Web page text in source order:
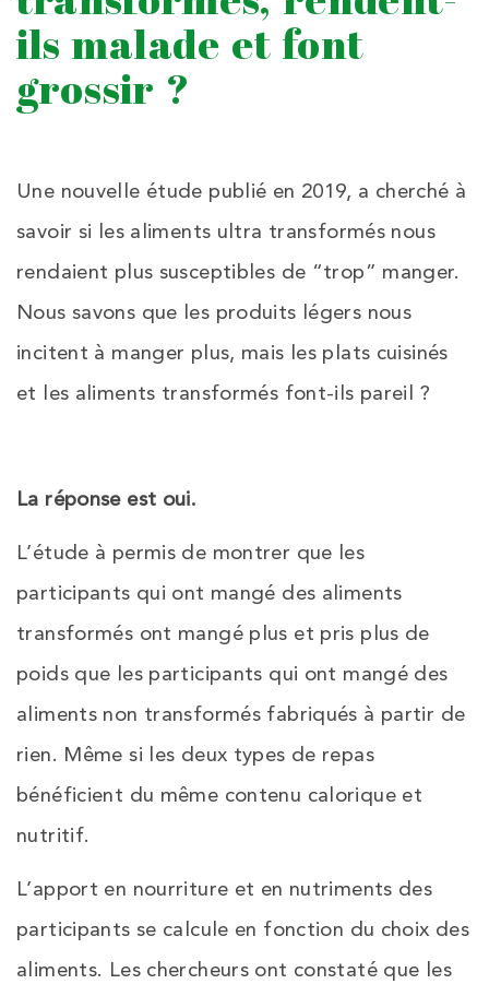
ils malade et font
grossir ?
Une nouvelle étude publié en 2019, a cherché à
savoir si les aliments ultra transformés nous
rendaient plus susceptibles de “trop” manger.
Nous savons que les produits légers nous
incitent à manger plus, mais les plats cuisinés
et les aliments transformés font-ils pareil ?
La réponse est oui.
L’étude à permis de montrer que les
participants qui ont mangé des aliments
transformés ont mangé plus et pris plus de
poids que les participants qui ont mangé des
aliments non transformés fabriqués à partir de
rien. Même si les deux types de repas
bénéficient du même contenu calorique et
nutritif.
L’apport en nourriture et en nutriments des
participants se calcule en fonction du choix des
aliments. Les chercheurs ont constaté que les